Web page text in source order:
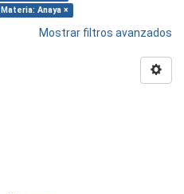
Materia: Anaya ×
Mostrar filtros avanzados